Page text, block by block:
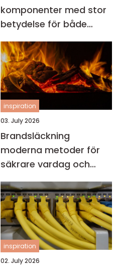
komponenter med stor
betydelse för både
motor och miljö
inspiration
03. July 2026
Brandsläckning
moderna metoder för
säkrare vardag och
verksamhet
inspiration
02. July 2026